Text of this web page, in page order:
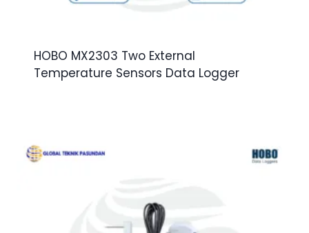
HOBO MX2303 Two External
Temperature Sensors Data Logger